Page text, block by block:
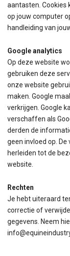
aantasten. Cookies
op jouw computer
handleiding van
Google analytics
Op deze website
gebruiken deze
onze website
maken. Google
verkrijgen. Google
verschaffen als
derden de
geen invloed op.
herleiden tot de
website.
Rechten
Je hebt uiteraard
correctie of
gegevens. Neem